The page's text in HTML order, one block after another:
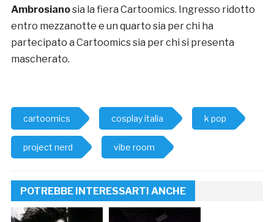
Ambrosianosia la fiera Cartoomics. Ingresso ridotto
entro mezzanotte e un quarto sia per chi ha
partecipato a Cartoomics sia per chi si presenta
mascherato.
cartoomics cosplay italia k pop
project nerd vibe room
POTREBBE INTERESSARTI ANCHE